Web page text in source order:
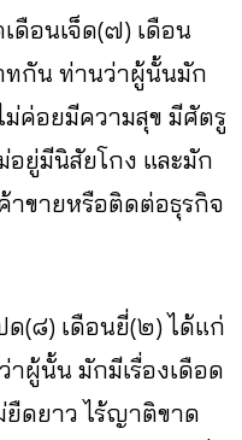
ดือนเจ็ด(๗) เดือน
ทกัน ท่านว่าผู้นั้นมัก
ม่ค่อยมีความสุข มีศัตรู
อยู่มีนิสัยโกง และมัก
ขายหรือติดต่อธุรกิจ
(๘) เดือนยี่(๒) ได้แก่
าผู้นั้น มักมีเรื่องเดือด
ดยาว ไร้ญาติขาด